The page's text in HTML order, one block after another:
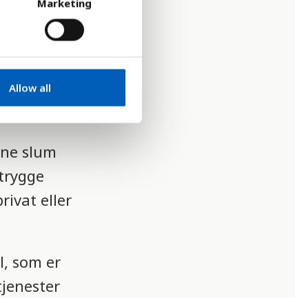
Marketing
Allow all
på
slum
eller
som er